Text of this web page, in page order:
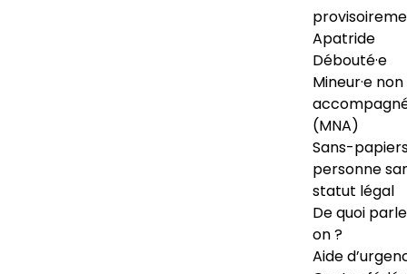
Apatride
Débouté·e
Mineur·e non
(MNA)
Sans-
personne
statut légal
De quoi
on ?
Aide